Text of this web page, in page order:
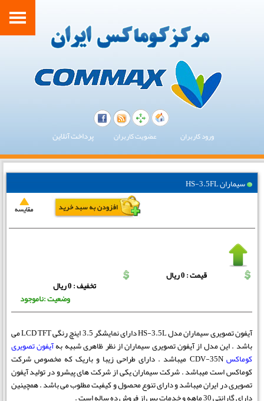
ورود کاربران عضویت کاربران پرداخت آنلاین
سیماران HS-3.5FL
قیمت : 0 ریال
تخفیف : 0 ریال
وضعیت :ناموجود
آیفون تصویری سیماران مدل HS-3.5L دارای نمایشگر 3.5 اینچ رنگی LCD TFT می
باشد .این مدل از آیفون تصویری سیماران از نظر ظاهری شبیه بهآیفون تصویری
کوماکس
CDV-35N میباشد . دارای طراحی زیبا و باریک که مخصوص شرکت
کوماکس است میباشد . شرکت سیماران یکی از شرکت های پیشرو در تولید آیفون
تصویری در ایران میباشد و دارای تنوع محصول و کیفیت مطلوب می باشد . همچینین
دارای گارانتی 30 ماهه و خدمات پس از فروش ده ساله است .